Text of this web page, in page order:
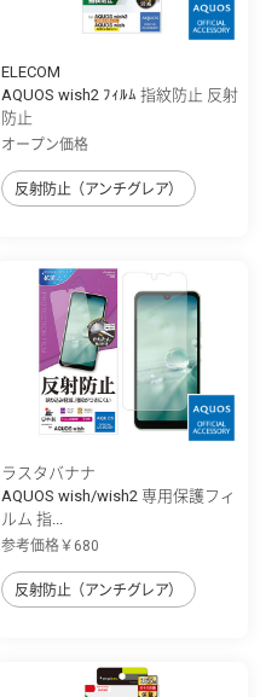
ELECOM
AQUOS wish2 ﾌｨﾙﾑ 指紋防止 反射
防止
オープン価格
反射防止（アンチグレア）
ラスタバナナ
AQUOS wish/wish2 専用保護フィ
ルム 指...
参考価格￥680
反射防止（アンチグレア）